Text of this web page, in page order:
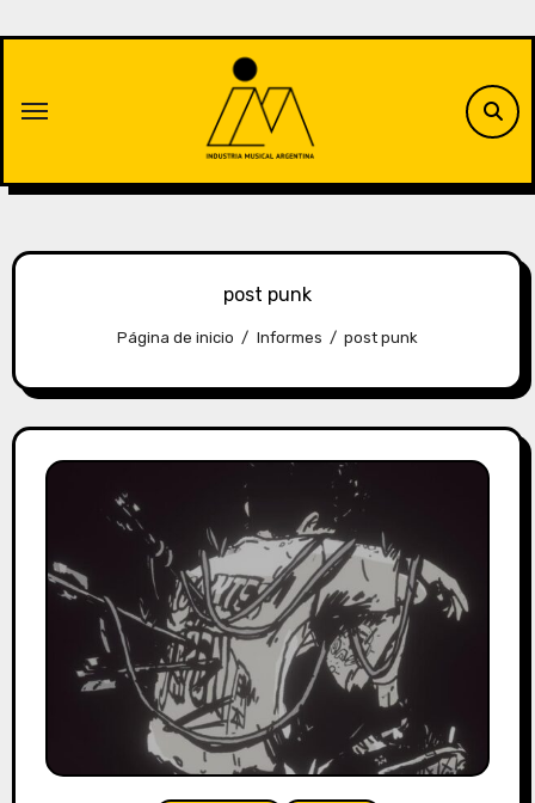
post punk
Página de inicio Informes post punk